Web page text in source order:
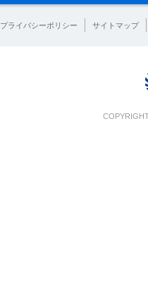
プライバシーポリシー サイトマップ